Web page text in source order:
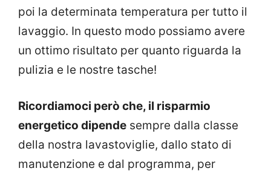
poi la determinata temperatura per tutto il
lavaggio. In questo modo possiamo avere
un ottimo risultato per quanto riguarda la
pulizia e le nostre tasche!
Ricordiamoci però che, il risparmio
energetico dipende sempre dalla classe
della nostra lavastoviglie, dallo stato di
manutenzione e dal programma, per